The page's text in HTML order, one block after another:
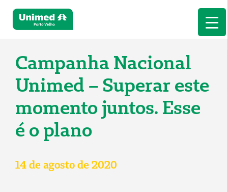
Campanha Nacional
Unimed – Superar este
momento juntos. Esse
é o plano
14 de agosto de 2020